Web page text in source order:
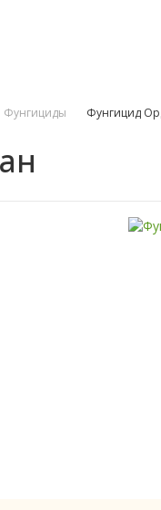
Фунгициды Фунгицид